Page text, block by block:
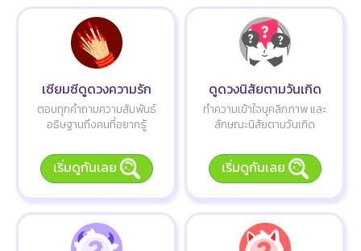
เซียมซีดูดวงความรัก
ตอบทุกคำถามความสัมพันธ์
อธิษฐานถึงคนที่อยากรู้
เริ่มดูกันเลย
ดูดวงนิสัยตามวันเกิด
ทำความเข้าใจบุคลิกภาพ และ
ลักษณะนิสัยตามวันเกิด
เริ่มดูกันเลย